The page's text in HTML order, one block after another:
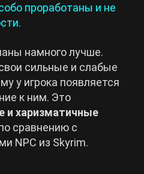
проработаны и не
намного лучше.
сильные и слабые
у игрока появляется
к ним. Это
и харизматичные
сравнению с
NPC из Skyrim.